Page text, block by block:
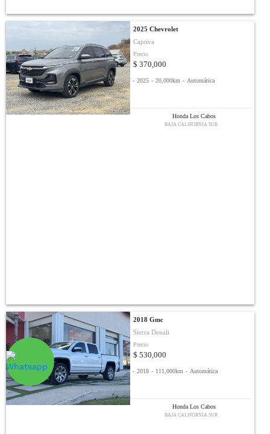
2025 Chevrolet
Captiva
Precio
$ 370,000
- 2025 - 20,000km - Automática
Honda Los Cabos
BAJA CALIFORNIA SUR
2018 Gmc
Sierra Denali
Precio
$ 530,000
- 2018 - 111,000km - Automática
Honda Los Cabos
BAJA CALIFORNIA SUR